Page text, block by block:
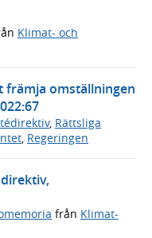
Klimat- och
främja omställningen
, Rättsliga
, Regeringen
från Klimat-